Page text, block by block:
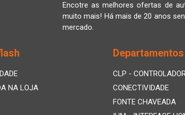
Encotre as melhores ofertas de
muito mais! Há mais de 20 anos
mercado.
NA LOJA
Departamentos
CLP -
CONECTIVIDADE
FONTE CHAVEADA